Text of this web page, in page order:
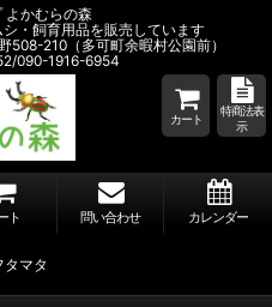
よかむらの森
・飼育用品を販売しています
508-210（多可町余暇村公園前）
090-1916-6954
カート
特商法表
示
ト 問い合わせ カレンダー
タマタ